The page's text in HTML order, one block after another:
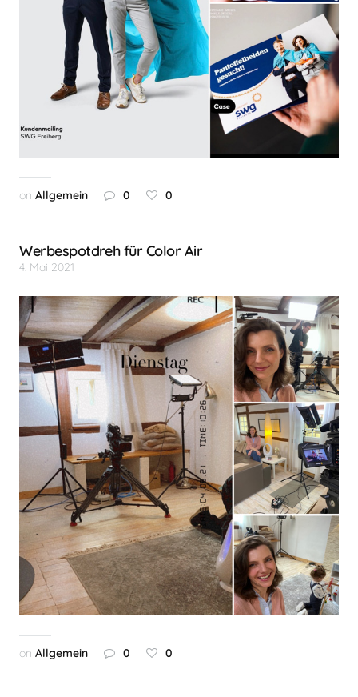
onAllgemein 0 0
Werbespotdreh für Color Air
4. Mai 2021
onAllgemein 0 0